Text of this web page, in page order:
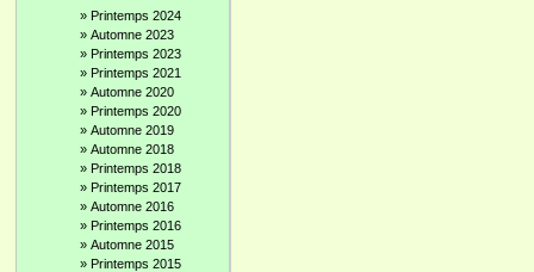
» Printemps 2024
» Automne 2023
» Printemps 2023
» Printemps 2021
» Automne 2020
» Printemps 2020
» Automne 2019
» Automne 2018
» Printemps 2018
» Printemps 2017
» Automne 2016
» Printemps 2016
» Automne 2015
» Printemps 2015